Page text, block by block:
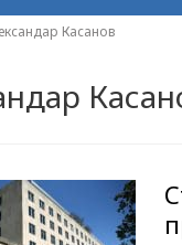
Касанов